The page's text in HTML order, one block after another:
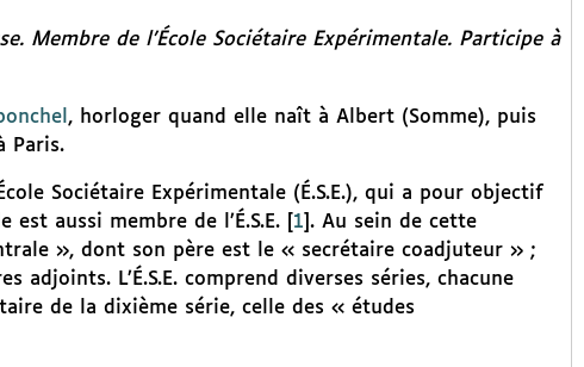
Membre de l’École Sociétaire Expérimentale. Participe à
, horloger quand elle naît à Albert (Somme), puis
Paris.
Sociétaire Expérimentale (É.S.E.), qui a pour objectif
aussi membre de l’É.S.E.[ 1 . Au sein de cette
», dont son père est le « secrétaire coadjuteur » ;
adjoints. L’É.S.E. comprend diverses séries, chacune
de la dixième série, celle des « études